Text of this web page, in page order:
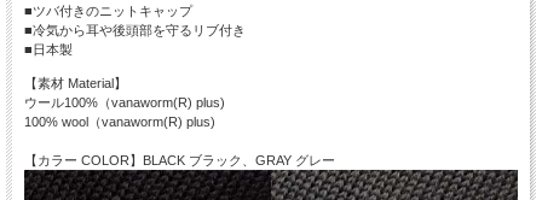
■ツバ付きのニットキャップ
■冷気から耳や後頭部を守るリブ付き
■日本製
【素材 Material】
ウール100%（vanaworm(R) plus)
100% wool（vanaworm(R) plus)
【カラー COLOR】BLACK ブラック、GRAY グレー